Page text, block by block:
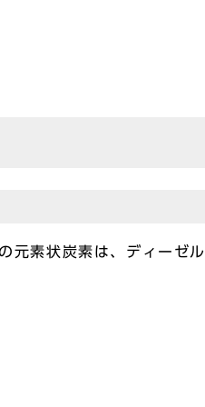
元素状炭素は、ディーゼ